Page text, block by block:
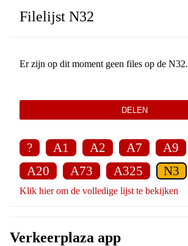
Filelijst N32
Er zijn op dit moment geen files op de N32.
DELEN
? A1 A2 A7 A9
A20
A73 A325 N3
Klik hier om de volledige lijst te bekijken
Verkeerplaza app